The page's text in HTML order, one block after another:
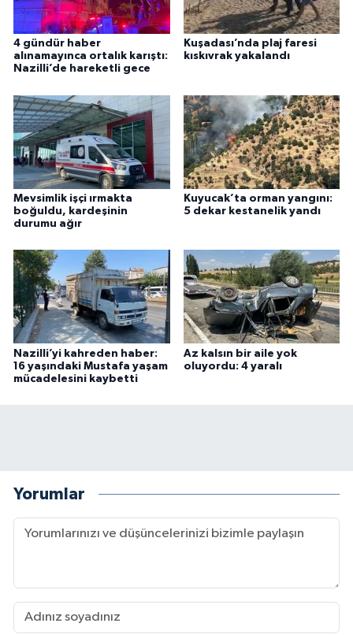
4 gündür haber
alınamayınca ortalık karıştı:
Nazilli’de hareketli gece
Kuşadası’nda plaj faresi
kıskıvrak yakalandı
Mevsimlik işçi ırmakta
boğuldu, kardeşinin
durumu ağır
Kuyucak’ta orman yangını:
5 dekar kestanelik yandı
Nazilli’yi kahreden haber:
16 yaşındaki Mustafa yaşam
mücadelesini kaybetti
Az kalsın bir aile yok
oluyordu: 4 yaralı
Yorumlar